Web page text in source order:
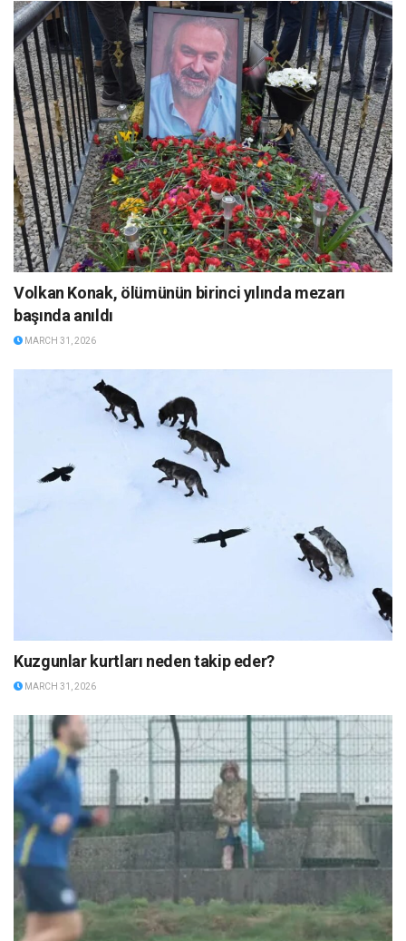
Volkan Konak, ölümünün birinci yılında mezarı
başında anıldı
MARCH 31, 2026
Kuzgunlar kurtları neden takip eder?
MARCH 31, 2026